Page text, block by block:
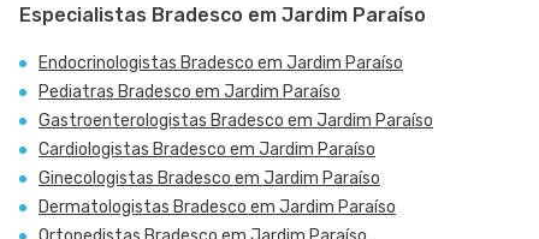
Especialistas Bradesco em Jardim Paraíso
Endocrinologistas Bradesco em Jardim Paraíso
Pediatras Bradesco em Jardim Paraíso
Gastroenterologistas Bradesco em Jardim Paraíso
Cardiologistas Bradesco em Jardim Paraíso
Ginecologistas Bradesco em Jardim Paraíso
Dermatologistas Bradesco em Jardim Paraíso